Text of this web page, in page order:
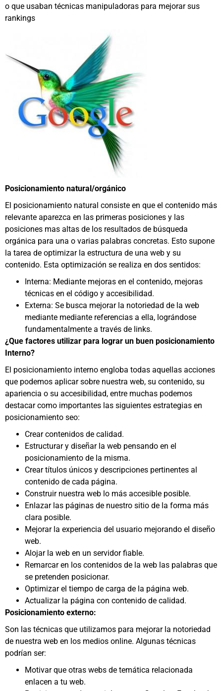
o que usaban técnicas manipuladoras para mejorar sus
rankings
Posicionamiento natural/orgánico
El posicionamiento natural consiste en que el contenido más
relevante aparezca en las primeras posiciones y las
posiciones mas altas de los resultados de búsqueda
orgánica para una o varias palabras concretas. Esto supone
la tarea de optimizar la estructura de una web y su
contenido. Esta optimización se realiza en dos sentidos:
Interna: Mediante mejoras en el contenido, mejoras
técnicas en el código y accesibilidad.
Externa: Se busca mejorar la notoriedad de la web
mediante mediante referencias a ella, lográndose
fundamentalmente a través de links.
¿Que factores utilizar para lograr un buen posicionamiento
Interno?
El posicionamiento interno engloba todas aquellas acciones
que podemos aplicar sobre nuestra web, su contenido, su
apariencia o su accesibilidad, entre muchas podemos
destacar como importantes las siguientes estrategias en
posicionamiento seo:
Crear contenidos de calidad.
Estructurar y diseñar la web pensando en el
posicionamiento de la misma.
Crear títulos únicos y descripciones pertinentes al
contenido de cada página.
Construir nuestra web lo más accesible posible.
Enlazar las páginas de nuestro sitio de la forma más
clara posible.
Mejorar la experiencia del usuario mejorando el diseño
web.
Alojar la web en un servidor fiable.
Remarcar en los contenidos de la web las palabras que
se pretenden posicionar.
Optimizar el tiempo de carga de la página web.
Actualizar la página con contenido de calidad.
Posicionamiento externo:
Son las técnicas que utilizamos para mejorar la notoriedad
de nuestra web en los medios online. Algunas técnicas
podrían ser:
Motivar que otras webs de temática relacionada
enlacen a tu web.